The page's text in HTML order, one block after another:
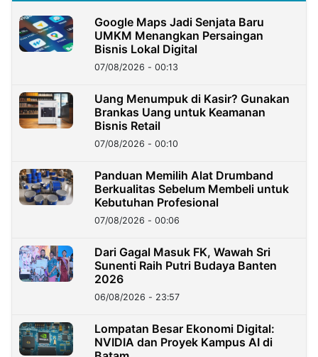
Google Maps Jadi Senjata Baru
UMKM Menangkan Persaingan
Bisnis Lokal Digital
07/08/2026 - 00:13
Uang Menumpuk di Kasir? Gunakan
Brankas Uang untuk Keamanan
Bisnis Retail
07/08/2026 - 00:10
Panduan Memilih Alat Drumband
Berkualitas Sebelum Membeli untuk
Kebutuhan Profesional
07/08/2026 - 00:06
Dari Gagal Masuk FK, Wawah Sri
Sunenti Raih Putri Budaya Banten
2026
06/08/2026 - 23:57
Lompatan Besar Ekonomi Digital:
NVIDIA dan Proyek Kampus AI di